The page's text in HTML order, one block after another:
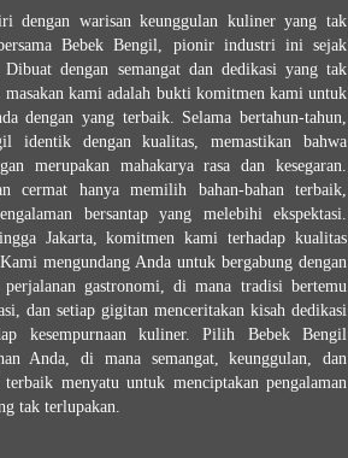
dengan warisan keunggulan kuliner yang tak
Bebek Bengil, pionir industri ini sejak
dengan semangat dan dedikasi yang tak
masakan kami adalah bukti komitmen kami untuk
dengan yang terbaik. Selama bertahun-tahun,
identik dengan kualitas, memastikan bahwa
merupakan mahakarya rasa dan kesegaran.
cermat hanya memilih bahan-bahan terbaik,
bersantap yang melebihi ekspektasi.
Jakarta, komitmen kami terhadap kualitas
mengundang Anda untuk bergabung dengan
gastronomi, di mana tradisi bertemu
dan setiap gigitan menceritakan kisah dedikasi
kesempurnaan kuliner. Pilih Bebek Bengil
Anda, di mana semangat, keunggulan, dan
terbaik menyatu untuk menciptakan pengalaman
tak terlupakan.